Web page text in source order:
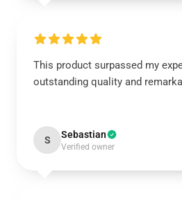
This product surpassed my
outstanding quality and
S Sebastian
Verified owner